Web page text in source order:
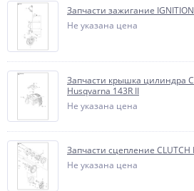
Запчасти зажигание
Не указана цена
Запчасти крышка цилиндра
Husqvarna 143R II
Не указана цена
Запчасти сцепление CLUTCH
Не указана цена